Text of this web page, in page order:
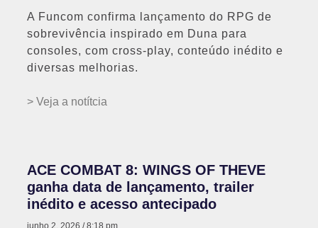
A Funcom confirma lançamento do RPG de
sobrevivência inspirado em Duna para
consoles, com cross-play, conteúdo inédito e
diversas melhorias.
> Veja a notítcia
ACE COMBAT 8: WINGS OF THEVE
ganha data de lançamento, trailer
inédito e acesso antecipado
junho 2, 2026 8:18 pm